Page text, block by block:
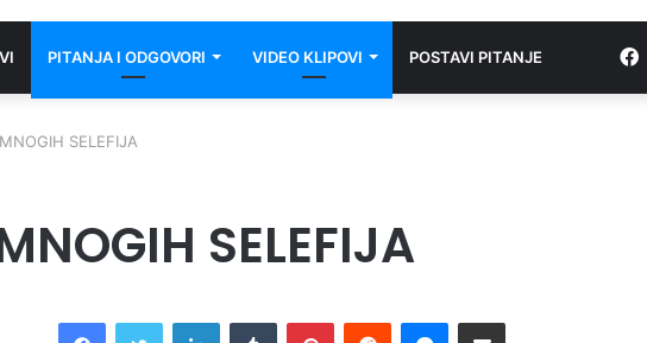
PITANJA I ODGOVORI VIDEO KLIPOVI POSTAVI PITANJE
SELEFIJA
SELEFIJA